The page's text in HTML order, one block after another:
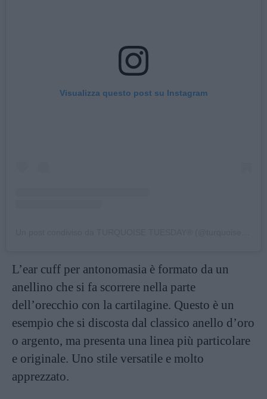
Visualizza questo post su Instagram
L’ear cuff per antonomasia è formato da un
anellino che si fa scorrere nella parte
dell’orecchio con la cartilagine. Questo è un
esempio che si discosta dal classico anello d’oro
o argento, ma presenta una linea più particolare
e originale. Uno stile versatile e molto
apprezzato.